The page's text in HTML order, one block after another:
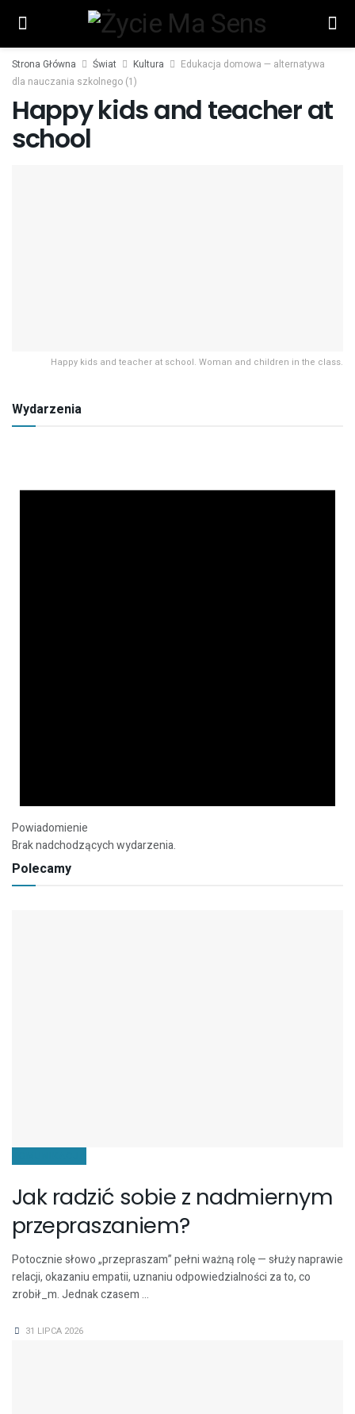
Strona Główna Świat Kultura
Edukacja domowa — alternatywa
dla nauczania szkolnego (1)
Happy kids and teacher at
school
Happy kids and teacher at school. Woman and children in the class.
Wydarzenia
Powiadomienie
Brak nadchodzących wydarzenia.
Polecamy
Jak radzić sobie z nadmiernym
przepraszaniem?
Potocznie słowo „przepraszam” pełni ważną rolę — służy naprawie
relacji, okazaniu empatii, uznaniu odpowiedzialności za to, co
zrobił_m. Jednak czasem ...
31 LIPCA 2026